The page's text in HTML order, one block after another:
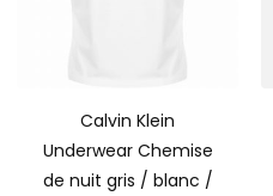
Calvin Klein
Underwear Chemise
de nuit gris / blanc /